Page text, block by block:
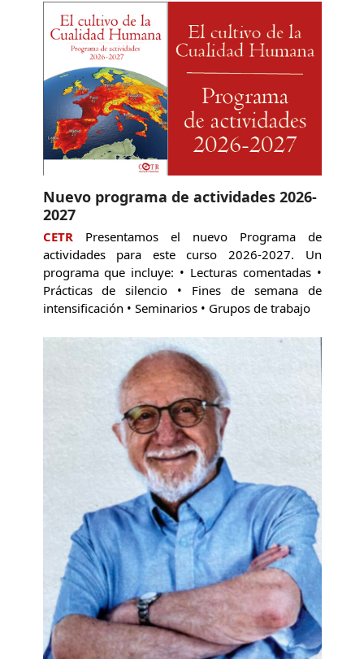
Nuevo programa de actividades 2026-
2027
CETRPresentamos el nuevo Programa de
actividades para este curso 2026-2027. Un
programa que incluye: • Lecturas comentadas •
Prácticas de silencio • Fines de semana de
intensificación • Seminarios • Grupos de trabajo